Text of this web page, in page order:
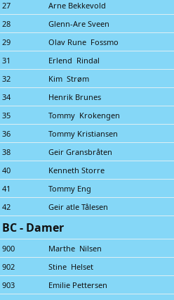
27
Arne Bekkevold
28
Glenn-Are Sveen
29
Olav Rune Fossmo
31
Erlend Rindal
32
Kim Strøm
34
Henrik Brunes
35
Tommy Krokengen
36
Tommy Kristiansen
38
Geir Gransbråten
40
Kenneth Storre
41
Tommy Eng
42
Geir atle Tålesen
BC - Damer
900
Marthe Nilsen
902
Stine Helset
903
Emilie Pettersen